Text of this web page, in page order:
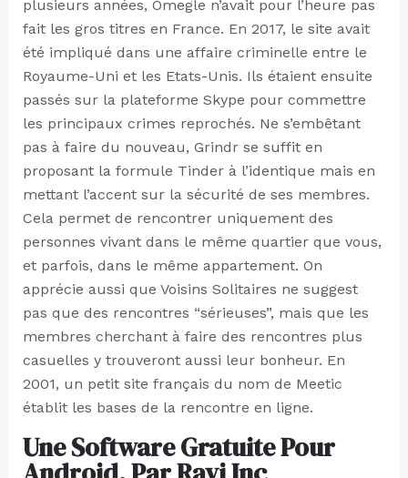
plusieurs années, Omegle n’avait pour l’heure pas
fait les gros titres en France. En 2017, le site avait
été impliqué dans une affaire criminelle entre le
Royaume-Uni et les Etats-Unis. Ils étaient ensuite
passés sur la plateforme Skype pour commettre
les principaux crimes reprochés. Ne s’embêtant
pas à faire du nouveau, Grindr se suffit en
proposant la formule Tinder à l’identique mais en
mettant l’accent sur la sécurité de ses membres.
Cela permet de rencontrer uniquement des
personnes vivant dans le même quartier que vous,
et parfois, dans le même appartement. On
apprécie aussi que Voisins Solitaires ne suggest
pas que des rencontres “sérieuses”, mais que les
membres cherchant à faire des rencontres plus
casuelles y trouveront aussi leur bonheur. En
2001, un petit site français du nom de Meetic
établit les bases de la rencontre en ligne.
Une Software Gratuite Pour